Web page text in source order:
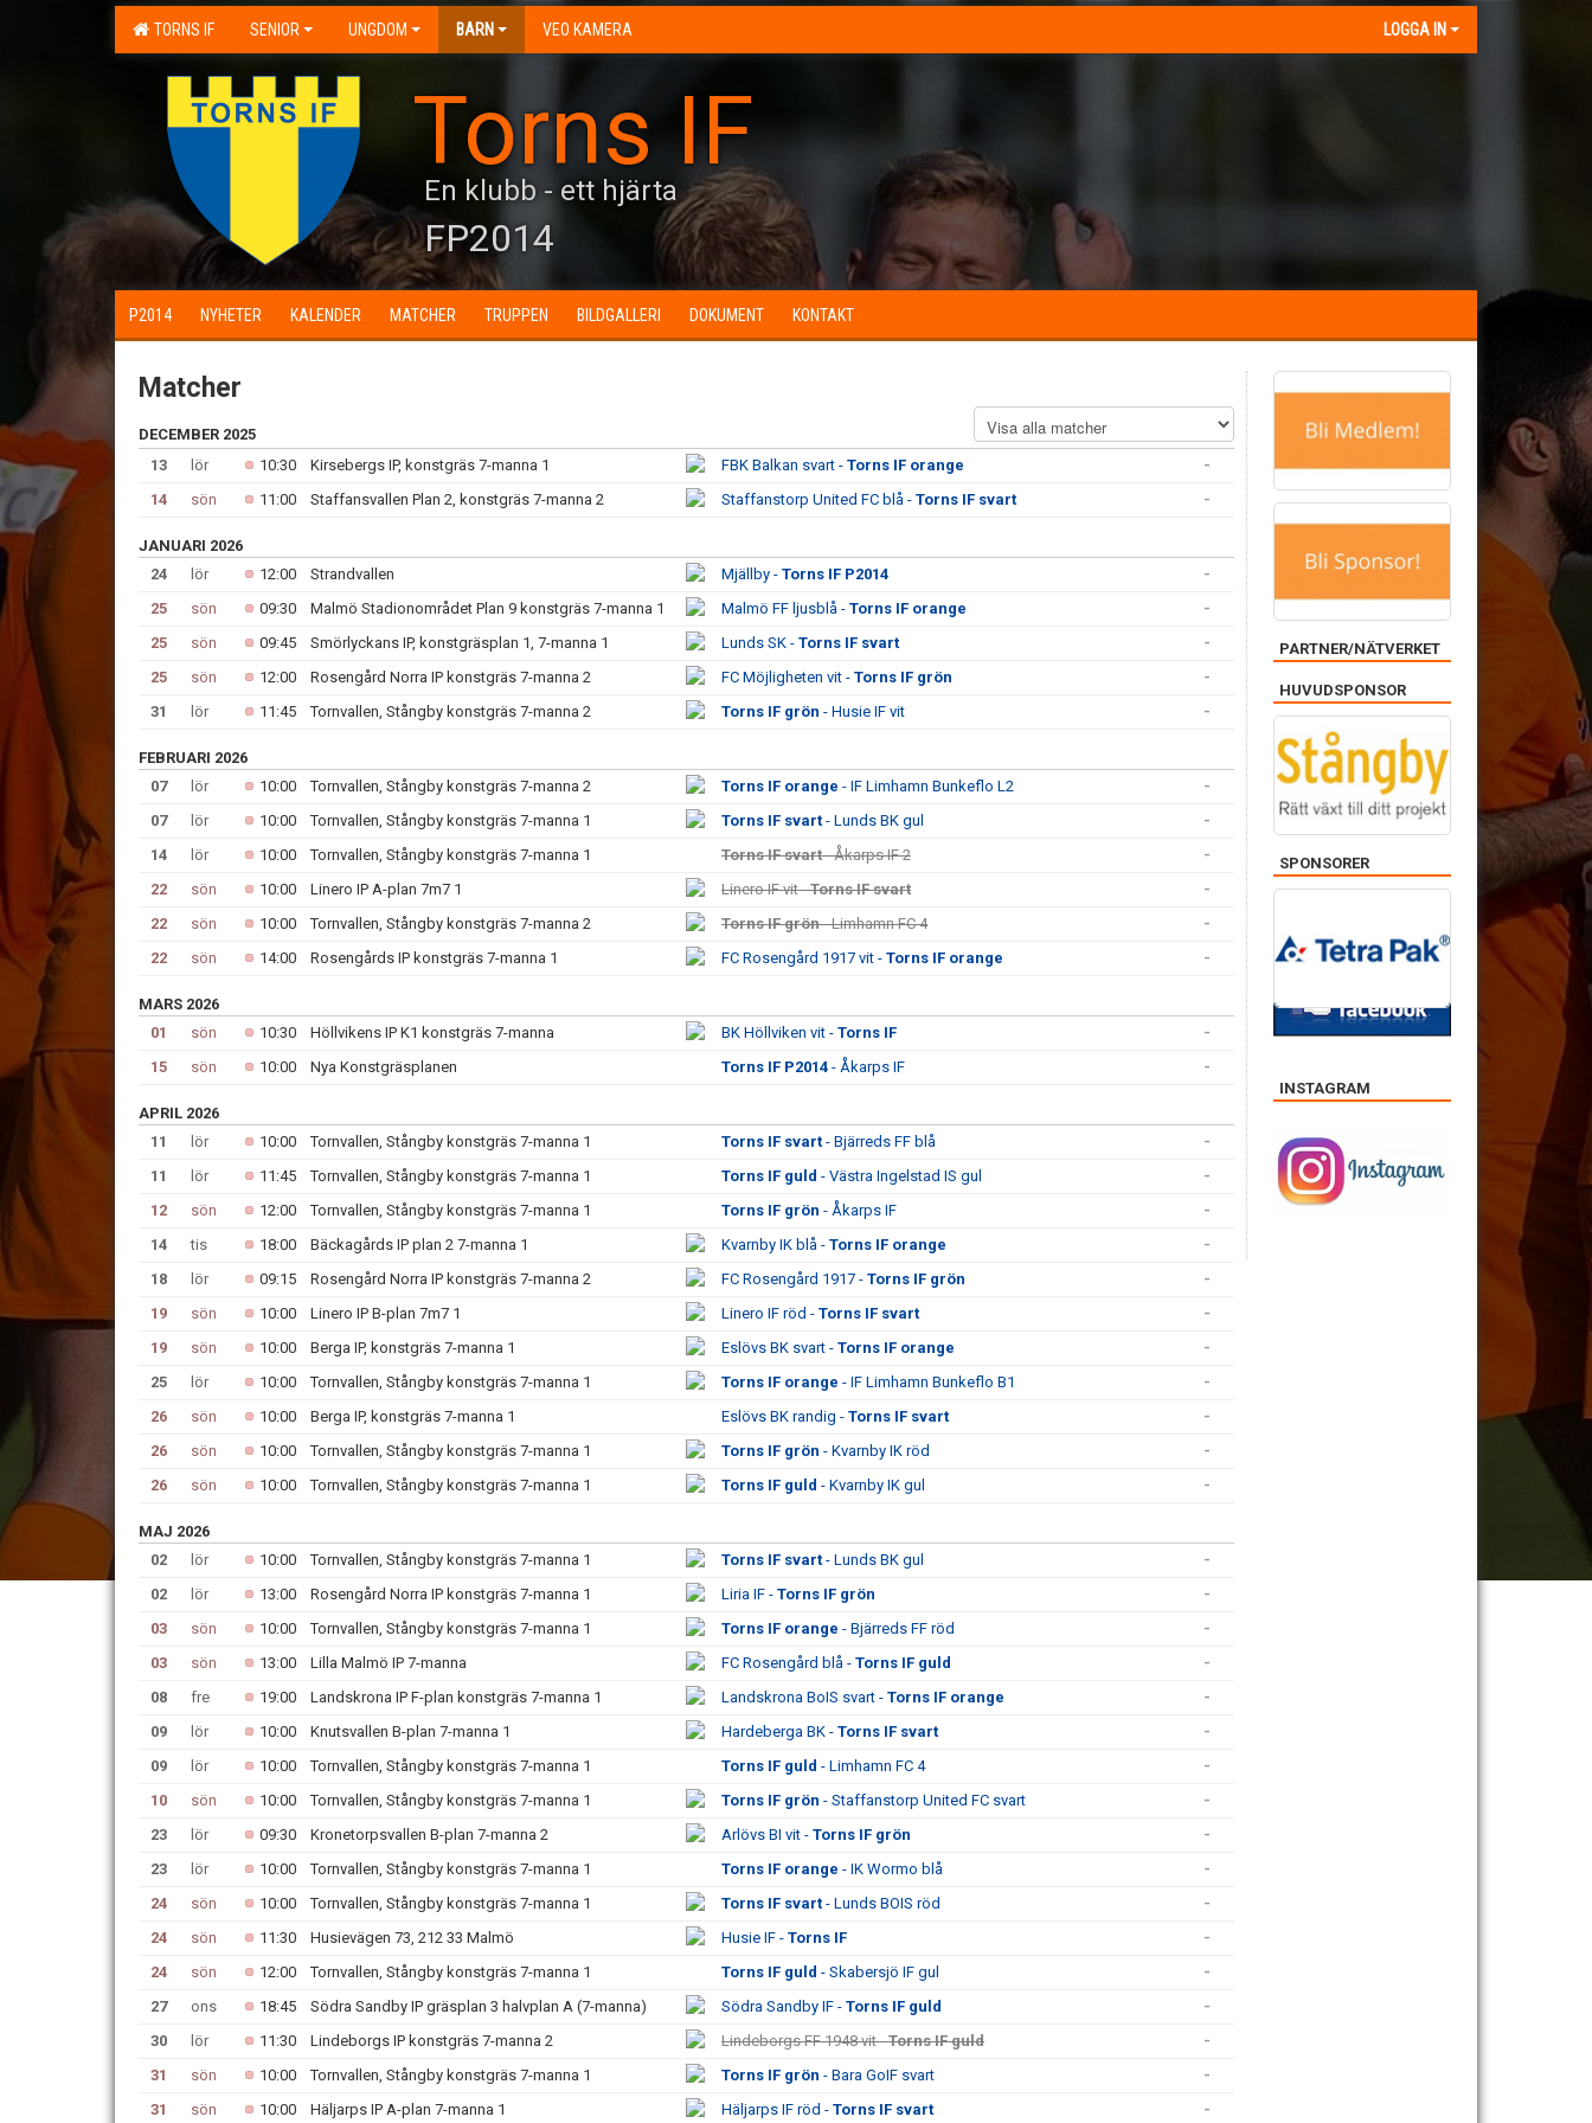
TORNS IF SENIOR UNGDOM BARN VEO KAMERA LOGGA IN
Torns IF
En klubb - ett hjärta
FP2014
P2014 NYHETER KALENDER MATCHER TRUPPEN BILDGALLERI DOKUMENT KONTAKT
Matcher
DECEMBER 2025
13
lör 10:30 Kirsebergs IP, konstgräs 7-manna 1 FBK Balkan svart - Torns IF orange
-
14
sön 11:00 Staffansvallen Plan 2, konstgräs 7-manna 2 Staffanstorp United FC blå - Torns IF svart -
JANUARI 2026
24
lör 12:00 Strandvallen Mjällby - Torns IF P2014
-
25
sön 09:30 Malmö Stadionområdet Plan 9 konstgräs 7-manna 1 Malmö FF ljusblå - Torns IF orange
-
25
sön 09:45 Smörlyckans IP, konstgräsplan 1, 7-manna 1 Lunds SK - Torns IF svart
-
25
sön 12:00 Rosengård Norra IP konstgräs 7-manna 2 FC Möjligheten vit - Torns IF grön
-
31
lör 11:45Tornvallen, Stångby konstgräs 7-manna 2 Torns IF grön - Husie IF vit -
FEBRUARI 2026
07
lör 10:00Tornvallen, Stångby konstgräs 7-manna 2 Torns IF orange - IF Limhamn Bunkeflo L2
-
07
lör 10:00Tornvallen, Stångby konstgräs 7-manna 1 Torns IF svart - Lunds BK gul
-
14
lör 10:00Tornvallen, Stångby konstgräs 7-manna 1 Torns IF svart- Åkarps IF 2
-
22
sön 10:00 Linero IP A-plan 7m7 1 Linero IF vit -Torns IF svart
-
22
sön 10:00Tornvallen, Stångby konstgräs 7-manna 2 Torns IF grön- Limhamn FC 4
-
22
sön 14:00 Rosengårds IP konstgräs 7-manna 1 FC Rosengård 1917 vit - Torns IF orange -
MARS 2026
01
sön 10:30 Höllvikens IP K1 konstgräs 7-manna BK Höllviken vit - Torns IF
-
15
sön 10:00 Nya Konstgräsplanen Torns IF P2014 - Åkarps IF -
APRIL 2026
11
lör 10:00Tornvallen, Stångby konstgräs 7-manna 1 Torns IF svart - Bjärreds FF blå
-
11
lör 11:45Tornvallen, Stångby konstgräs 7-manna 1 Torns IF guld - Västra Ingelstad IS gul
-
12
sön 12:00Tornvallen, Stångby konstgräs 7-manna 1 Torns IF grön - Åkarps IF
-
14
tis 18:00 Bäckagårds IP plan 2 7-manna 1 Kvarnby IK blå - Torns IF orange
-
18
lör 09:15 Rosengård Norra IP konstgräs 7-manna 2 FC Rosengård 1917 - Torns IF grön
-
19
sön 10:00 Linero IP B-plan 7m7 1 Linero IF röd - Torns IF svart
-
19
sön 10:00 Berga IP, konstgräs 7-manna 1 Eslövs BK svart - Torns IF orange
-
25
lör 10:00Tornvallen, Stångby konstgräs 7-manna 1 Torns IF orange - IF Limhamn Bunkeflo B1
-
26
sön 10:00 Berga IP, konstgräs 7-manna 1 Eslövs BK randig - Torns IF svart
-
26
sön 10:00Tornvallen, Stångby konstgräs 7-manna 1 Torns IF grön - Kvarnby IK röd
-
26
sön 10:00Tornvallen, Stångby konstgräs 7-manna 1 Torns IF guld - Kvarnby IK gul -
MAJ 2026
02
lör 10:00Tornvallen, Stångby konstgräs 7-manna 1 Torns IF svart - Lunds BK gul
-
02
lör 13:00 Rosengård Norra IP konstgräs 7-manna 1 Liria IF - Torns IF grön
-
03
sön 10:00Tornvallen, Stångby konstgräs 7-manna 1 Torns IF orange - Bjärreds FF röd
-
03
sön 13:00 Lilla Malmö IP 7-manna FC Rosengård blå - Torns IF guld
-
08
fre 19:00 Landskrona IP F-plan konstgräs 7-manna 1 Landskrona BoIS svart - Torns IF orange
-
09
lör 10:00 Knutsvallen B-plan 7-manna 1 Hardeberga BK - Torns IF svart
-
09
lör 10:00Tornvallen, Stångby konstgräs 7-manna 1 Torns IF guld - Limhamn FC 4
-
10
sön 10:00Tornvallen, Stångby konstgräs 7-manna 1 Torns IF grön - Staffanstorp United FC svart
-
23
lör 09:30 Kronetorpsvallen B-plan 7-manna 2 Arlövs BI vit - Torns IF grön
-
23
lör 10:00Tornvallen, Stångby konstgräs 7-manna 1 Torns IF orange - IK Wormo blå
-
24
sön 10:00Tornvallen, Stångby konstgräs 7-manna 1 Torns IF svart - Lunds BOIS röd
-
24
sön 11:30 Husievägen 73, 212 33 Malmö Husie IF - Torns IF
-
24
sön 12:00Tornvallen, Stångby konstgräs 7-manna 1 Torns IF guld - Skabersjö IF gul
-
27
ons 18:45 Södra Sandby IP gräsplan 3 halvplan A (7-manna) Södra Sandby IF - Torns IF guld
-
30
lör 11:30 Lindeborgs IP konstgräs 7-manna 2 Lindeborgs FF 1948 vit -Torns IF guld
-
31
sön 10:00Tornvallen, Stångby konstgräs 7-manna 1 Torns IF grön - Bara GoIF svart
-
31
sön 10:00 Häljarps IP A-plan 7-manna 1 Häljarps IF röd - Torns IF svart -
PARTNER/NÄTVERKET
HUVUDSPONSOR
SPONSORER
INSTAGRAM